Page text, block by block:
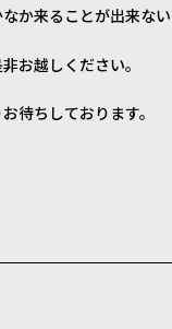
か来ることが出来ない
お越しください。
待ちしております。